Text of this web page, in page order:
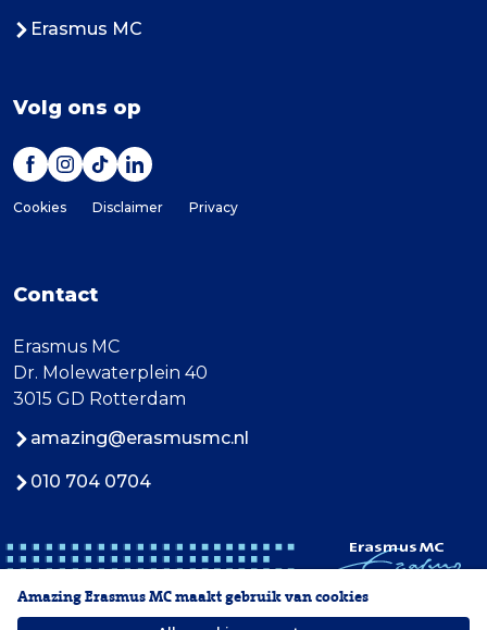
Erasmus MC
Volg ons op
Cookies Disclaimer Privacy
Contact
Erasmus MC
Dr. Molewaterplein 40
3015 GD Rotterdam
amazing@erasmusmc.nl
010 704 0704
Amazing Erasmus MC maakt gebruik van cookies